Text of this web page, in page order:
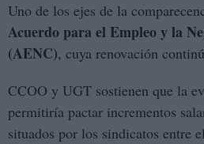
Uno de los ejes de la
Acuerdo para el Empleo y la
(AENC), cuya renovación
CCOO y UGT sostienen que la
permitiría pactar incrementos
situados por los sindicatos